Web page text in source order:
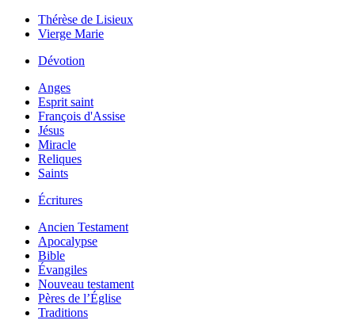
Thérèse de Lisieux
Vierge Marie
Dévotion
Anges
Esprit saint
François d'Assise
Jésus
Miracle
Reliques
Saints
Écritures
Ancien Testament
Apocalypse
Bible
Évangiles
Nouveau testament
Pères de l’Église
Traditions